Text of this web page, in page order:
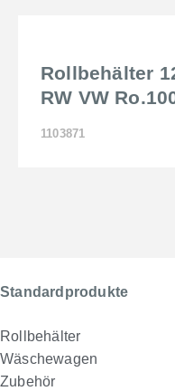
Rollbehälter
RW VW
1103871
Standardprodukte
Rollbehälter
Wäschewagen
Zubehör